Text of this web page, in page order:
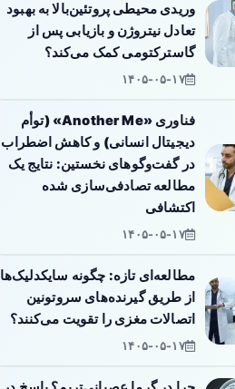
وریدی محیطی پروتئین‌بالا به بهبود
تعادل نیتروژن و بازیابی پس از
گاسترکتومی کمک می‌کند؟
۱۴۰۵-۰۵-۱۷
فناوری «Another Me» (توأم
دیجیتال انسانی) و کاهش اضطراب
در گفت‌وگوهای نخستین: نتایج یک
مطالعه تصادفی‌سازی شده
اکتشافی
۱۴۰۵-۰۵-۱۷
مطالعه‌ای تازه: چگونه سایکدلیک‌ها
از طریق گیرنده‌های سروتونین
اتصالات مغزی را تقویت می‌کنند؟
۱۴۰۵-۰۵-۱۷